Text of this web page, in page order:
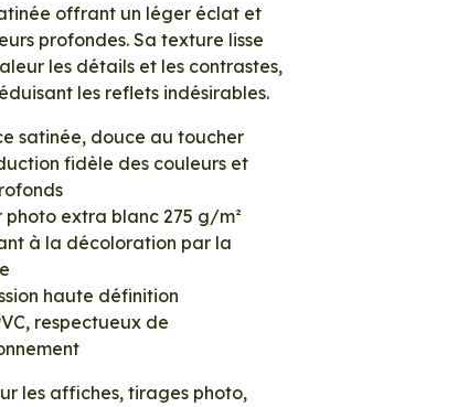
offrant un léger éclat et
profondes. Sa texture lisse
les détails et les contrastes,
les reflets indésirables.
satinée, douce au toucher
fidèle des couleurs et
photo extra blanc 275 g/m²
à la décoloration par la
haute définition
respectueux de
les affiches, tirages photo,